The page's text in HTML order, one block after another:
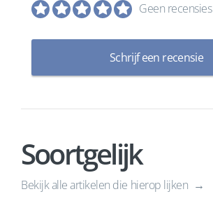
Geen recensies
Schrijf een recensie
Soortgelijk
Bekijk alle artikelen die hierop lijken